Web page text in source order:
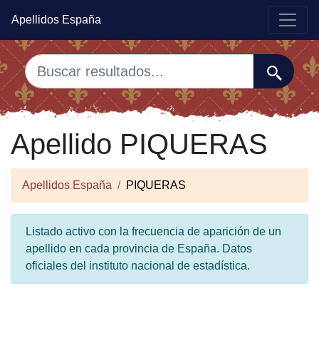
Apellidos España
Apellido PIQUERAS
Apellidos España PIQUERAS
Listado activo con la frecuencia de aparición de un
apellido en cada provincia de España. Datos
oficiales del instituto nacional de estadística.